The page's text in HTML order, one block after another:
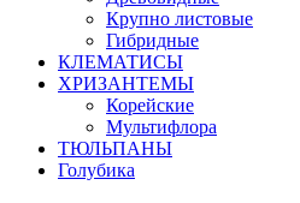
Крупно листовые
Гибридные
КЛЕМАТИСЫ
ХРИЗАНТЕМЫ
Корейские
Мультифлора
ТЮЛЬПАНЫ
Голубика